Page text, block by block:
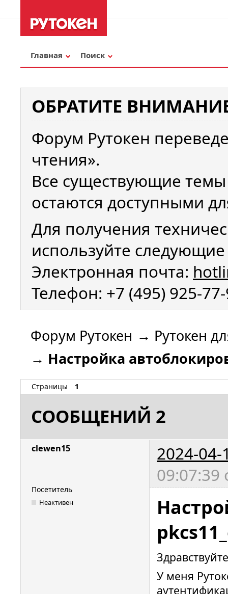
Главная Поиск
ОБРАТИТЕ
Форум Рутокен
чтения».
Все существующие
остаются доступными
Для получения
используйте
Электронная почта:
Телефон: +7 (495) 925-
Форум Рутокен → Рутокен
→ Настройка
Страницы 1
СООБЩЕНИЙ 2
clewen15
2024-04-
09:07:39
Посетитель
Неактивен
У меня